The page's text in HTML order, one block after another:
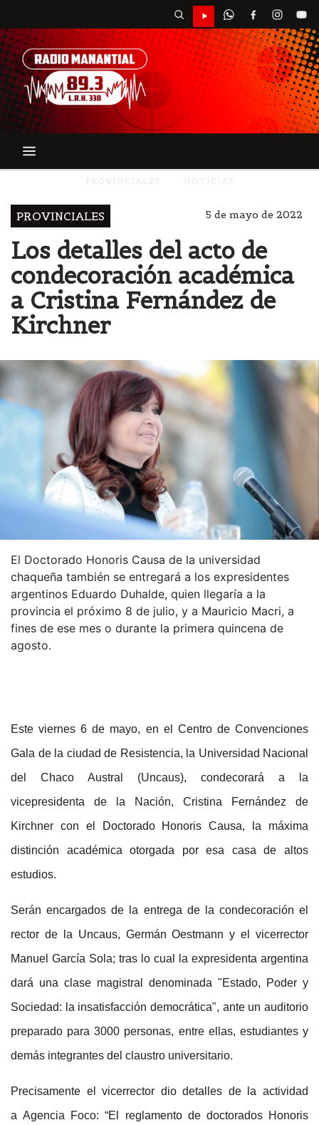
PROVINCIALES 5 de mayo de 2022
Los detalles del acto de
condecoración académica
a Cristina Fernández de
Kirchner
El Doctorado Honoris Causa de la universidad
chaqueña también se entregará a los expresidentes
argentinos Eduardo Duhalde, quien llegaría a la
provincia el próximo 8 de julio, y a Mauricio Macri, a
fines de ese mes o durante la primera quincena de
agosto.
Este viernes 6 de mayo, en el Centro de Convenciones
Gala de la ciudad de Resistencia, la Universidad Nacional
del Chaco Austral (Uncaus), condecorará a la
vicepresidenta de la Nación, Cristina Fernández de
Kirchner con el Doctorado Honoris Causa, la máxima
distinción académica otorgada por esa casa de altos
estudios.
Serán encargados de la entrega de la condecoración el
rector de la Uncaus, Germán Oestmann y el vicerrector
Manuel García Sola; tras lo cual la expresidenta argentina
dará una clase magistral denominada "Estado, Poder y
Sociedad: la insatisfacción democrática", ante un auditorio
preparado para 3000 personas, entre ellas, estudiantes y
demás integrantes del claustro universitario.
Precisamente el vicerrector dio detalles de la actividad
a Agencia Foco: “El reglamento de doctorados Honoris